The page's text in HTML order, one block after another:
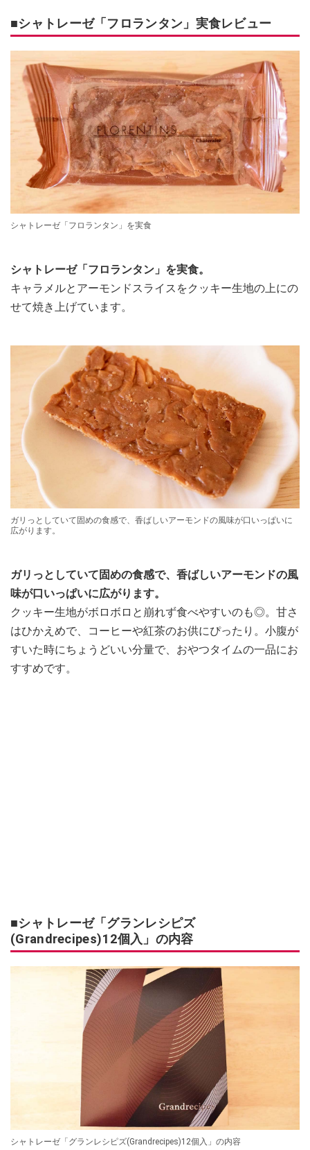
■シャトレーゼ「フロランタン」実食レビュー
シャトレーゼ「フロランタン」を実食
シャトレーゼ「フロランタン」を実食。
キャラメルとアーモンドスライスをクッキー生地の上にの
せて焼き上げています。
ガリっとしていて固めの食感で、香ばしいアーモンドの風味が口いっぱいに
広がります。
ガリっとしていて固めの食感で、香ばしいアーモンドの風
味が口いっぱいに広がります。
クッキー生地がボロボロと崩れず食べやすいのも◎。甘さ
はひかえめで、コーヒーや紅茶のお供にぴったり。小腹が
すいた時にちょうどいい分量で、おやつタイムの一品にお
すすめです。
■シャトレーゼ「グランレシピズ
(Grandrecipes)12個入」の内容
シャトレーゼ「グランレシピズ(Grandrecipes)12個入」の内容